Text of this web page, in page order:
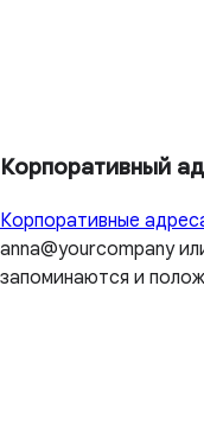
Корпоративный
Корпоративные
anna@yourcompany
запоминаются и